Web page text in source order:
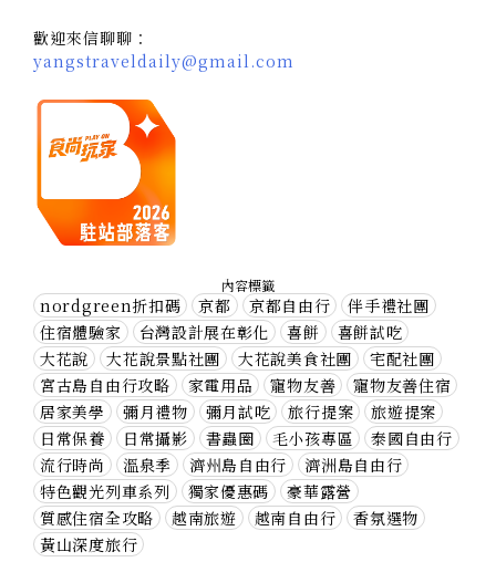
歡迎來信聊聊：
yangstraveldaily@gmail.com
內容標籤
nordgreen折扣碼 京都 京都自由行
伴手禮社團
住宿體驗家
台灣設計展在彰化 喜餅
喜餅試吃
大花說
大花說景點社團 大花說美食社團
宅配社團
宮古島自由行攻略
家電用品 寵物友善
寵物友善住宿
居家美學
彌月禮物 彌月試吃 旅行提案
旅遊提案
日常保養
日常攝影 書蟲圈 毛小孩專區
泰國自由行
流行時尚
溫泉季 濟州島自由行
濟洲島自由行
特色觀光列車系列
獨家優惠碼
豪華露營
質感住宿全攻略
越南旅遊 越南自由行
香氛選物
黃山深度旅行